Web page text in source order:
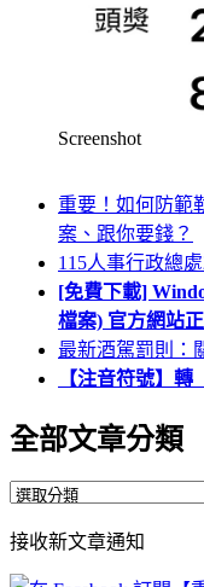
Screenshot
重要！如何防範
案、跟你要錢？
115人事行政總
[免費下載]
檔案) 官方網站
最新酒駕罰則：
【注音符號】
全部文章分類
全
文
接收新文章通知